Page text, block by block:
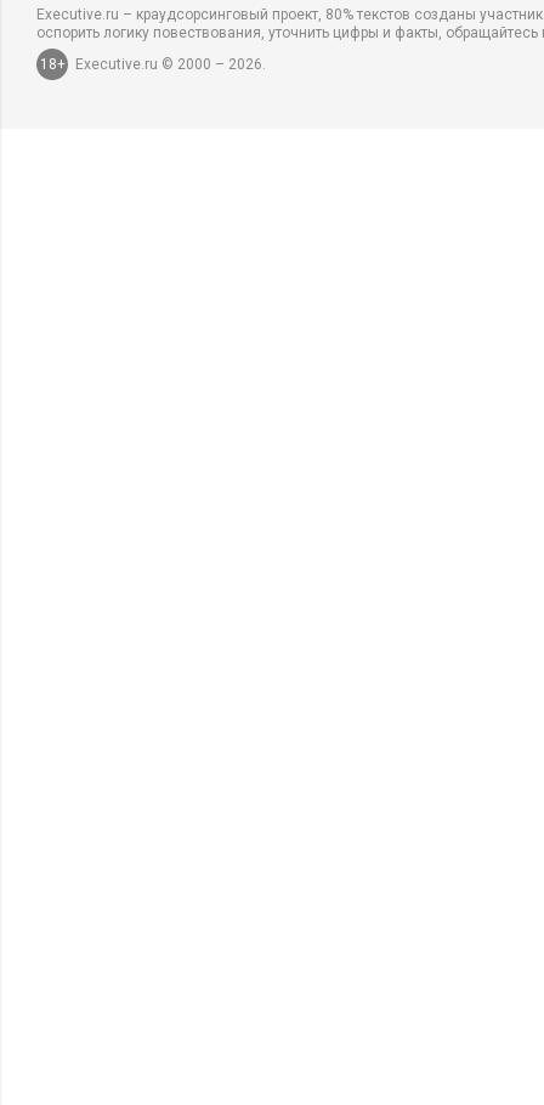
Executive.ru – краудсорсинговый проект, 80% текстов созданы
оспорить логику повествования, уточнить цифры и факты,
18+
Executive.ru © 2000 – 2026.